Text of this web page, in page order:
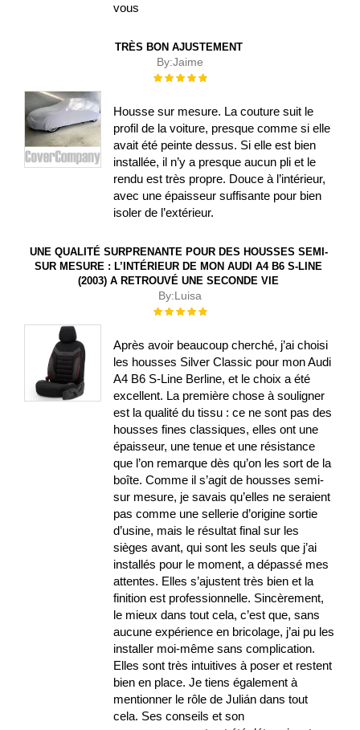
vous
TRÈS BON AJUSTEMENT
By:Jaime
Évaluation :
Housse sur mesure. La couture suit le
profil de la voiture, presque comme si elle
avait été peinte dessus. Si elle est bien
installée, il n’y a presque aucun pli et le
rendu est très propre. Douce à l’intérieur,
avec une épaisseur suffisante pour bien
isoler de l’extérieur.
UNE QUALITÉ SURPRENANTE POUR DES HOUSSES SEMI-
SUR MESURE : L’INTÉRIEUR DE MON AUDI A4 B6 S-LINE
(2003) A RETROUVÉ UNE SECONDE VIE
By:Luisa
Évaluation :
Après avoir beaucoup cherché, j’ai choisi
les housses Silver Classic pour mon Audi
A4 B6 S-Line Berline, et le choix a été
excellent. La première chose à souligner
est la qualité du tissu : ce ne sont pas des
housses fines classiques, elles ont une
épaisseur, une tenue et une résistance
que l’on remarque dès qu’on les sort de la
boîte. Comme il s’agit de housses semi-
sur mesure, je savais qu’elles ne seraient
pas comme une sellerie d’origine sortie
d’usine, mais le résultat final sur les
sièges avant, qui sont les seuls que j’ai
installés pour le moment, a dépassé mes
attentes. Elles s’ajustent très bien et la
finition est professionnelle. Sincèrement,
le mieux dans tout cela, c’est que, sans
aucune expérience en bricolage, j’ai pu les
installer moi-même sans complication.
Elles sont très intuitives à poser et restent
bien en place. Je tiens également à
mentionner le rôle de Julián dans tout
cela. Ses conseils et son